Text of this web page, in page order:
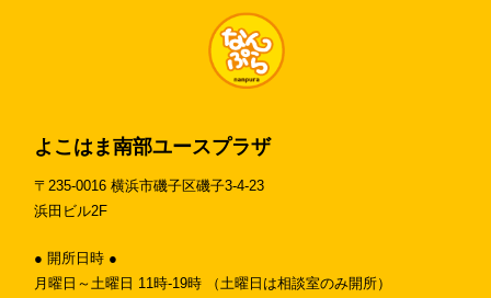
よこはま南部ユースプラザ
〒235-0016 横浜市磯子区磯子3-4-23
浜田ビル2F
● 開所日時 ●
月曜日～土曜日 11時-19時 （土曜日は相談室のみ開所）